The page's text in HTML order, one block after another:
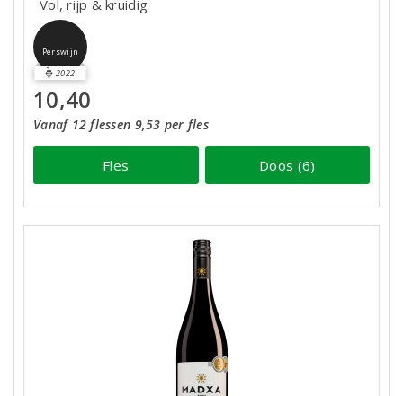
Vol, rijp & kruidig
Perswijn
2022
10,40
Vanaf 12 flessen 9,53 per fles
Fles Doos (6)